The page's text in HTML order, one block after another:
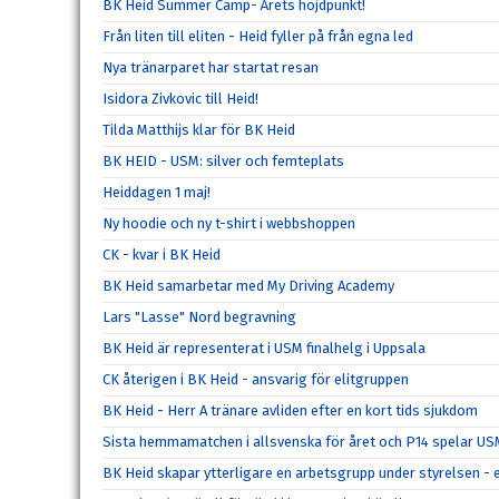
BK Heid Summer Camp- Årets höjdpunkt!
Från liten till eliten - Heid fyller på från egna led
Nya tränarparet har startat resan
Isidora Zivkovic till Heid!
Tilda Matthijs klar för BK Heid
BK HEID - USM: silver och femteplats
Heiddagen 1 maj!
Ny hoodie och ny t-shirt i webbshoppen
CK - kvar i BK Heid
BK Heid samarbetar med My Driving Academy
Lars "Lasse" Nord begravning
BK Heid är representerat i USM finalhelg i Uppsala
CK återigen i BK Heid - ansvarig för elitgruppen
BK Heid - Herr A tränare avliden efter en kort tids sjukdom
Sista hemmamatchen i allsvenska för året och P14 spelar
BK Heid skapar ytterligare en arbetsgrupp under styrelsen -